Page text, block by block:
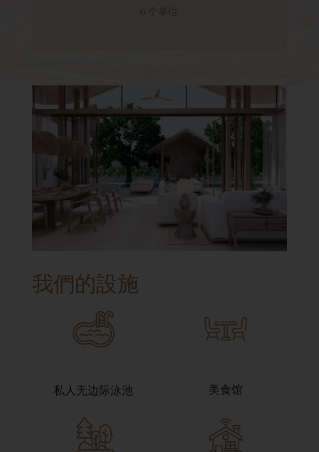
6 个单位
我們的設施
私人无边际泳池 美食馆